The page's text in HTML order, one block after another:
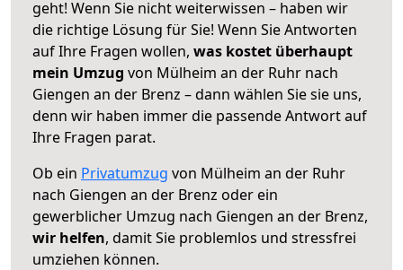
geht! Wenn Sie nicht weiterwissen – haben wir
die richtige Lösung für Sie! Wenn Sie Antworten
auf Ihre Fragen wollen, was kostet überhaupt
mein Umzug von Mülheim an der Ruhr nach
Giengen an der Brenz – dann wählen Sie sie uns,
denn wir haben immer die passende Antwort auf
Ihre Fragen parat.
Ob ein Privatumzug von Mülheim an der Ruhr
nach Giengen an der Brenz oder ein
gewerblicher Umzug nach Giengen an der Brenz,
wir helfen, damit Sie problemlos und stressfrei
umziehen können.